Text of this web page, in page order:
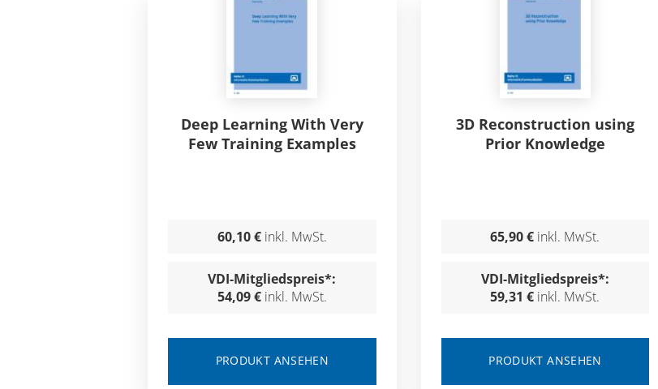
Deep Learning With Very
Few Training Examples
60,10 € inkl. MwSt.
VDI-Mitgliedspreis*:
54,09 € inkl. MwSt.
PRODUKT ANSEHEN
3D Reconstruction using
Prior Knowledge
65,90 € inkl. MwSt.
VDI-Mitgliedspreis*:
59,31 € inkl. MwSt.
PRODUKT ANSEHEN